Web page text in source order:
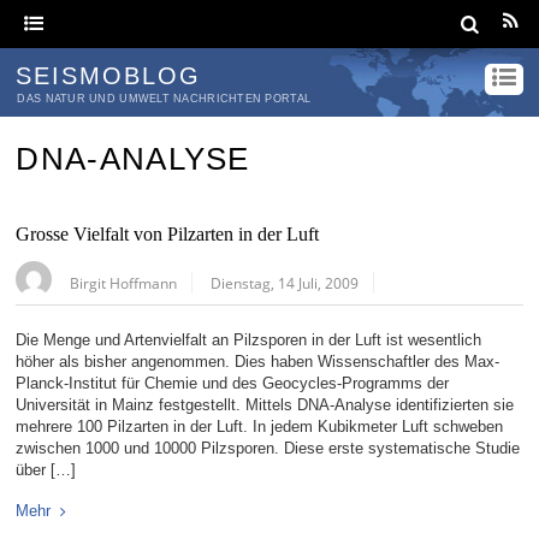
SEISMOBLOG
DAS NATUR UND UMWELT NACHRICHTEN PORTAL
DNA-ANALYSE
Grosse Vielfalt von Pilzarten in der Luft
Birgit Hoffmann Dienstag, 14 Juli, 2009
Die Menge und Artenvielfalt an Pilzsporen in der Luft ist wesentlich
höher als bisher angenommen. Dies haben Wissenschaftler des Max-
Planck-Institut für Chemie und des Geocycles-Programms der
Universität in Mainz festgestellt. Mittels DNA-Analyse identifizierten sie
mehrere 100 Pilzarten in der Luft. In jedem Kubikmeter Luft schweben
zwischen 1000 und 10000 Pilzsporen. Diese erste systematische Studie
über […]
Mehr